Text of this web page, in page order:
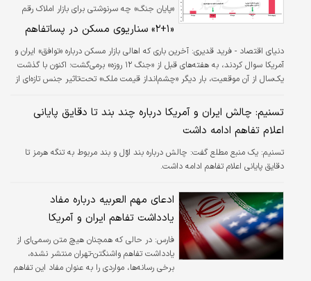
«پایان جنگ» چه سرنوشتی برای بازار املاک رقم
می‌زند؛«۲+۱» سناریوی مسکن در پساتفاهم
دنیای اقتصاد - فرید قدیری: آخرین باری که اهالی بازار مسکن درباره «توافق» ایران و
آمریکا سوال کردند، به هفته‌های قبل از «جنگ ۱۲ روزه» برمی‌گشت؛ اکنون با گذشت
یک‌سال از آن موقعیت، بار دیگر «چشم‌انداز قیمت ملک» تحت‌تاثیر جنس تازه‌ای از
تسنیم: چالش ایران و آمریکا درباره چند بند تا دقایق پایانی
اعلام تفاهم ادامه داشت
تسنیم: یک منبع مطلع گفت: چالش درباره بند اوّل و بند مربوط به تنگه هرمز تا
دقایق پایانی اعلام تفاهم ادامه داشت.
ادعای مهم العربیه درباره مفاد
یادداشت تفاهم ایران و آمریکا
فارس: در حالی که همچنان هیچ متن رسمی‌ای از
یادداشت تفاهم واشنگتن-تهران منتشر نشده،
برخی رسانه‌ها، مواردی را به عنوان مفاد این تفاهم